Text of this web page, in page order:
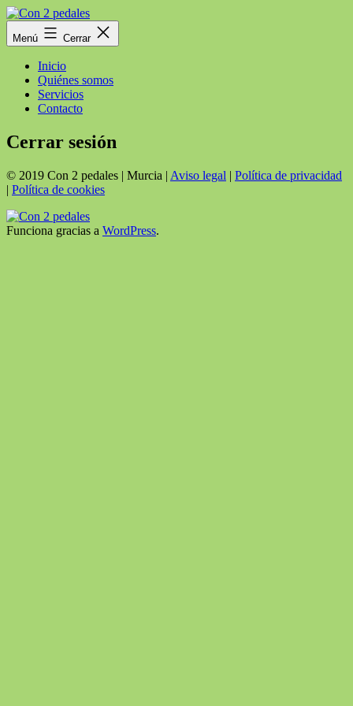
Saltar
al
contenido
Con
Menú Cerrar
Inicio
Quiénes somos
Servicios
Contacto
Cerrar sesión
© 2019 Con 2 pedales | Murcia | Aviso legal | Política de privacidad
| Política de cookies
Funciona gracias a WordPress.